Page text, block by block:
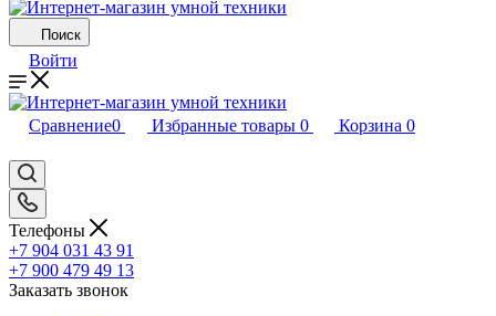
Поиск
Войти
Сравнение0 Избранные товары 0 Корзина 0
Телефоны
+7 904 031 43 91
+7 900 479 49 13
Заказать звонок